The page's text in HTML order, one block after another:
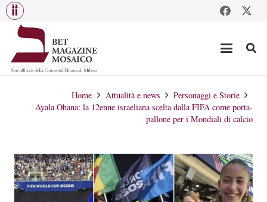
Home Attualità e news
Personaggi e Storie
Ayala Ohana: la 12enne israeliana scelta dalla FIFA come porta-
pallone per i Mondiali di calcio